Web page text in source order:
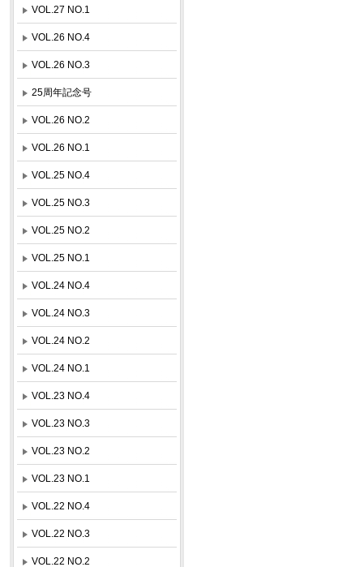
VOL.27 NO.1
VOL.26 NO.4
VOL.26 NO.3
25周年記念号
VOL.26 NO.2
VOL.26 NO.1
VOL.25 NO.4
VOL.25 NO.3
VOL.25 NO.2
VOL.25 NO.1
VOL.24 NO.4
VOL.24 NO.3
VOL.24 NO.2
VOL.24 NO.1
VOL.23 NO.4
VOL.23 NO.3
VOL.23 NO.2
VOL.23 NO.1
VOL.22 NO.4
VOL.22 NO.3
VOL.22 NO.2